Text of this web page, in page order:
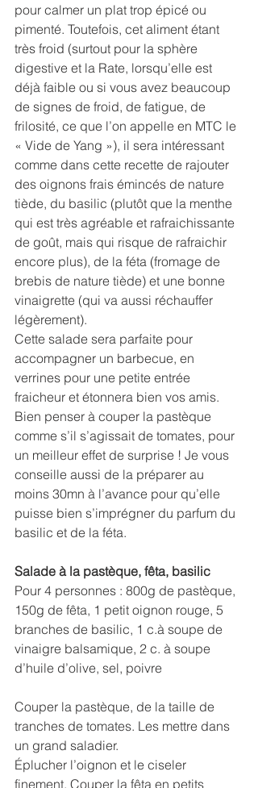
pour calmer un plat trop épicé ou
pimenté. Toutefois, cet aliment étant
très froid (surtout pour la sphère
digestive et la Rate, lorsqu’elle est
déjà faible ou si vous avez beaucoup
de signes de froid, de fatigue, de
frilosité, ce que l’on appelle en MTC le
« Vide de Yang »), il sera intéressant
comme dans cette recette de rajouter
des oignons frais émincés de nature
tiède, du basilic (plutôt que la menthe
qui est très agréable et rafraichissante
de goût, mais qui risque de rafraichir
encore plus), de la féta (fromage de
brebis de nature tiède) et une bonne
vinaigrette (qui va aussi réchauffer
légèrement).
Cette salade sera parfaite pour
accompagner un barbecue, en
verrines pour une petite entrée
fraicheur et étonnera bien vos amis.
Bien penser à couper la pastèque
comme s’il s’agissait de tomates, pour
un meilleur effet de surprise ! Je vous
conseille aussi de la préparer au
moins 30mn à l’avance pour qu’elle
puisse bien s’imprégner du parfum du
basilic et de la féta.
Salade à la pastèque, fêta, basilic
Pour 4 personnes : 800g de pastèque,
150g de fêta, 1 petit oignon rouge, 5
branches de basilic, 1 c.à soupe de
vinaigre balsamique, 2 c. à soupe
d’huile d’olive, sel, poivre
Couper la pastèque, de la taille de
tranches de tomates. Les mettre dans
un grand saladier.
Éplucher l’oignon et le ciseler
finement. Couper la fêta en petits